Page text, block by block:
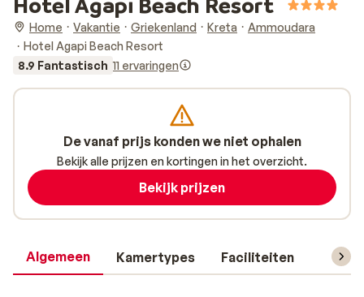
Home Vakantie Griekenland Kreta
Ammoudara
Hotel Agapi Beach Resort
8.9 Fantastisch 11 ervaringen
Algemeen Kamertypes Faciliteiten
De vanaf prijs konden we niet ophalen
Bekijk alle prijzen en kortingen in het overzicht.
Bekijk prijzen